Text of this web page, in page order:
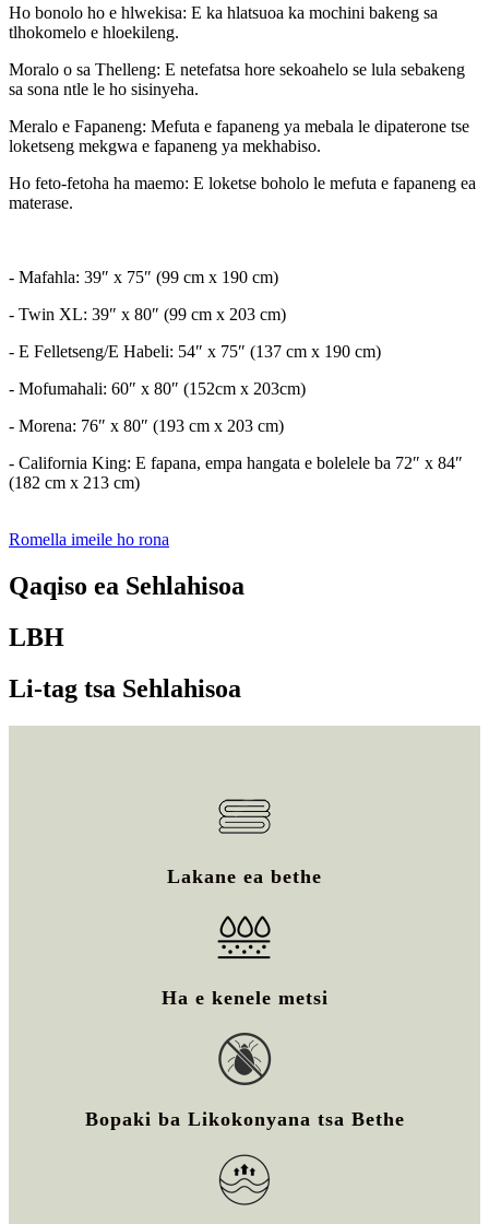
Ho bonolo ho e hlwekisa: E ka hlatsuoa ka mochini bakeng sa
tlhokomelo e hloekileng.
Moralo o sa Thelleng: E ​​netefatsa hore sekoahelo se lula sebakeng
sa sona ntle le ho sisinyeha.
Meralo e Fapaneng: Mefuta e fapaneng ya mebala le dipaterone tse
loketseng mekgwa e fapaneng ya mekhabiso.
Ho feto-fetoha ha maemo: E loketse boholo le mefuta e fapaneng ea
materase.
- Mafahla: 39″ x 75″ (99 cm x 190 cm)
- Twin XL: 39″ x 80″ (99 cm x 203 cm)
- E Felletseng/E Habeli: 54″ x 75″ (137 cm x 190 cm)
- Mofumahali: 60″ x 80″ (152cm x 203cm)
- Morena: 76″ x 80″ (193 cm x 203 cm)
- California King: E ​​fapana, empa hangata e bolelele ba 72″ x 84″
(182 cm x 213 cm)
Romella imeile ho rona
Qaqiso ea Sehlahisoa
LBH
Li-tag tsa Sehlahisoa
Lakane ea bethe
Ha e kenele metsi
Bopaki ba Likokonyana tsa Bethe